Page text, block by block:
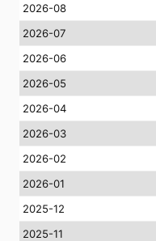
2026-08
2026-07
2026-06
2026-05
2026-04
2026-03
2026-02
2026-01
2025-12
2025-11